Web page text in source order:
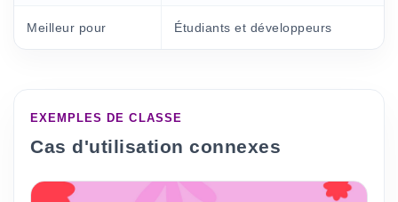
Meilleur pour Étudiants et développeurs
EXEMPLES DE CLASSE
Cas d'utilisation connexes